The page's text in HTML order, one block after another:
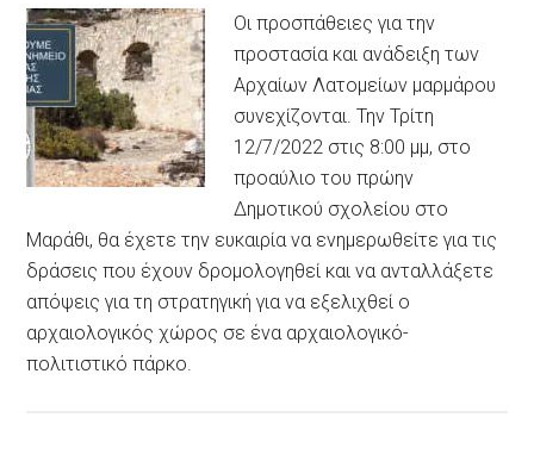
Οι προσπάθειες για την
προστασία και ανάδειξη των
Αρχαίων Λατομείων μαρμάρου
συνεχίζονται. Την Τρίτη
12/7/2022 στις 8:00 μμ, στο
προαύλιο του πρώην
Δημοτικού σχολείου στο
Μαράθι, θα έχετε την ευκαιρία να ενημερωθείτε για τις
δράσεις που έχουν δρομολογηθεί και να ανταλλάξετε
απόψεις για τη στρατηγική για να εξελιχθεί ο
αρχαιολογικός χώρος σε ένα αρχαιολογικό-
πολιτιστικό πάρκο.